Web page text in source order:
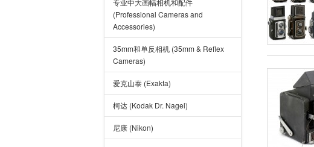
专业中大画幅相机和配件
(Professional Cameras and
Accessories)
35mm和单反相机 (35mm & Reflex
Cameras)
爱克山泰 (Exakta)
柯达 (Kodak Dr. Nagel)
尼康 (Nikon)